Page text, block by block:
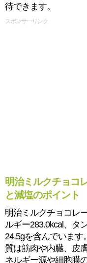
待できます。
スポンサーリンク
明治ミルクチョコ
と減塩のポイント
明治ミルクチョコレ
ルギー283.0kcal、タ
24.5gを含んでいます
質は筋肉や内臓、皮
ネルギー源や細胞膜